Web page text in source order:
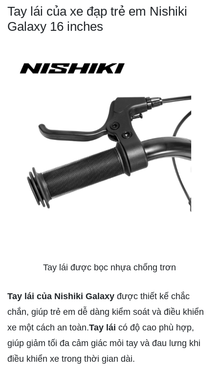
Tay lái của xe đạp trẻ em Nishiki
Galaxy 16 inches
Tay lái được bọc nhựa chống trơn
Tay lái của Nishiki Galaxy được thiết kế chắc
chắn, giúp trẻ em dễ dàng kiểm soát và điều khiển
xe một cách an toàn.Tay lái có độ cao phù hợp,
giúp giảm tối đa cảm giác mỏi tay và đau lưng khi
điều khiển xe trong thời gian dài.